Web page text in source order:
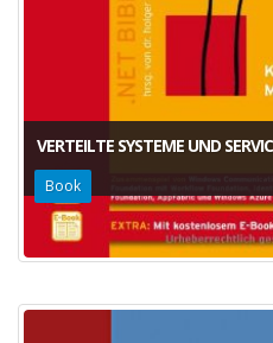
VERTEILTE SYSTEME UND
Book